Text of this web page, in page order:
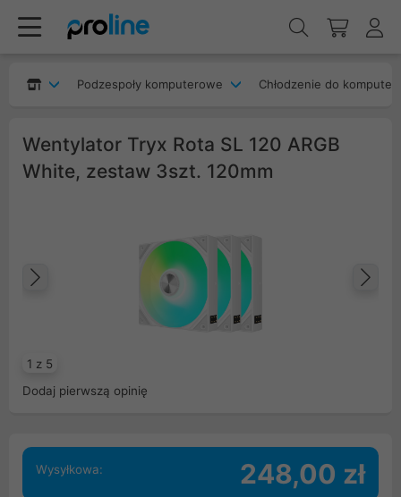
Podzespoły komputerowe Chłodzenie do
Wentylator Tryx Rota SL 120 ARGB
White, zestaw 3szt. 120mm
1 z 5
Poprzedni
Dodaj pierwszą opinię
Wysyłkowa: 248,00 zł